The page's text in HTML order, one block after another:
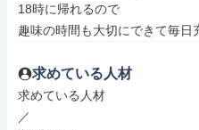
18時に帰れるので
趣味の時間も大切にできて毎日
求めている人材
求めている人材
／